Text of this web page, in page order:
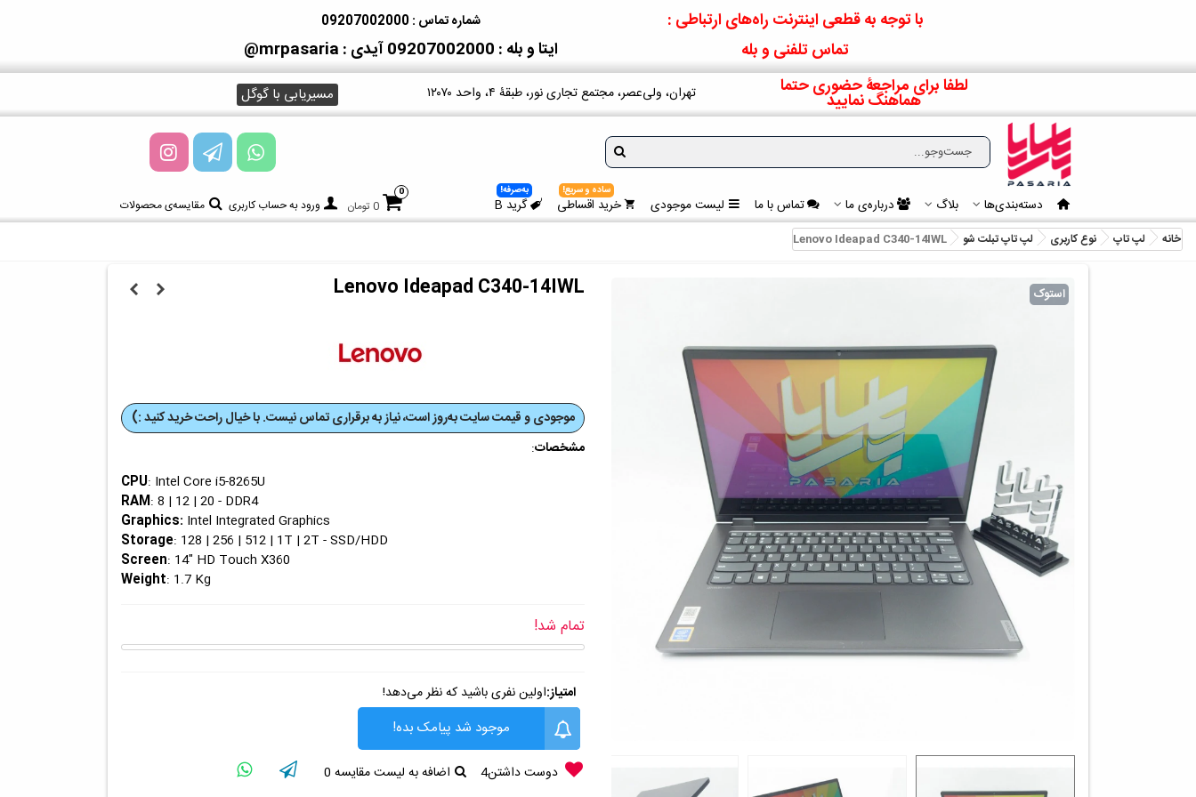
با توجه به قطعی اینترنت راه‌های ارتباطی :
تماس تلفنی و بله
شماره تماس : 09207002000
ایتا و بله : 09207002000
آیدی : mrpasaria@
لطفا برای مراجعۀ حضوری حتما
هماهنگ نمایید تهران، ولی‌عصر، مجتمع تجاری نور، طبقۀ ۴، واحد ۱۲۰۷۰ مسیریابی با گوگل
دسته‌بندی‌ها بلاگ درباره‌ی ما تماس با ما لیست موجودی خرید اقساطی
ساده و سریع!
گرید B
به‌صرفه! 0
0 تومان ورود به حساب کاربری
مقایسه‌ی محصولات
خانه
لپ تاپ نوع کاربری لپ تاپ تبلت شو Lenovo Ideapad C340-14IWL
استوک Lenovo Ideapad C340-14IWL
موجودی و قیمت‌ سایت به‌روز است، نیاز به برقراری تماس نیست. با خیال راحت خرید کنید :)
مشخصات:
CPU: Intel Core i5-8265U
RAM: 8 | 12 | 20 - DDR4
Graphics: Intel Integrated Graphics
Storage: 128 | 256 | 512 | 1T | 2T - SSD/HDD
Screen: 14" HD Touch X360
Weight: 1.7 Kg
تمام شد!
امتیاز:اولین نفری باشید که نظر می‌دهد!
موجود شد پیامک بده!
دوست داشتن4 اضافه به لیست مقایسه 0